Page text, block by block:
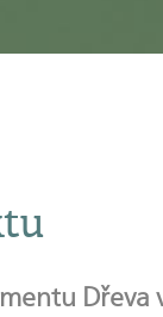
Dřeva